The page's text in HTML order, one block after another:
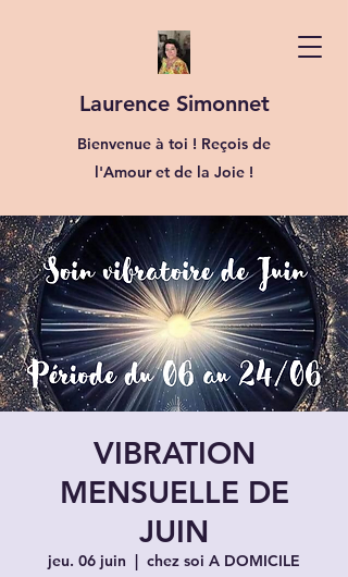
Laurence Simonnet
Bienvenue à toi ! Reçois de
l'Amour et de la Joie !
VIBRATION
MENSUELLE DE
JUIN
jeu. 06 juin
  |
chez soi A DOMICILE